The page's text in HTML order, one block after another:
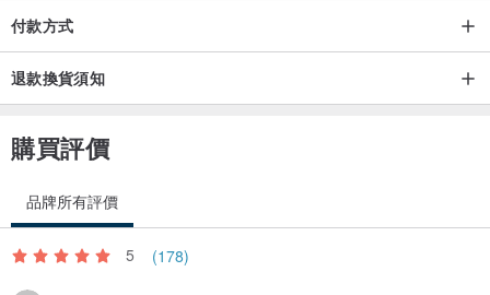
‧ 舒緩急躁、安撫日常負面情緒。
‧ 提升柔和直覺與內在感知力。
＊水晶能量為寓意象徵，如有身體不適請盡速就醫。
＊Crystal Elf 皆使用天然水晶，因此每條手鍊的水晶獨一無二，不可
付款方式
退款換貨須知
購買評價
品牌所有評價
5 (178)